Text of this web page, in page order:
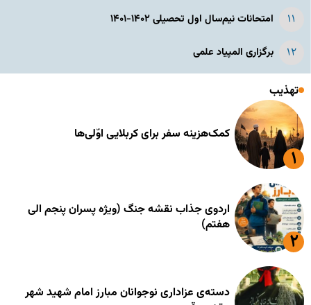
امتحانات نیم‌سال اول تحصیلی ۱۴۰۲-۱۴۰۱
برگزاری المپیاد علمی
تهذیب
کمک‌هزینه سفر برای کربلایی اوّلی‌ها
اردوی جذاب نقشه جنگ (ویژه پسران پنجم الی
هفتم)
دسته‌ی عزاداری نوجوانان مبارز امام شهید شهر